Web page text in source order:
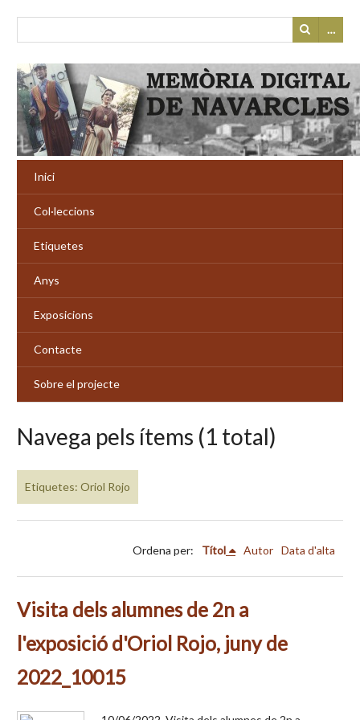
…
Inici
Col·leccions
Etiquetes
Anys
Exposicions
Contacte
Sobre el projecte
Navega pels ítems (1 total)
Etiquetes: Oriol Rojo
Ordena per: Títol Autor Data d'alta
Visita dels alumnes de 2n a
l'exposició d'Oriol Rojo, juny de
2022_10015